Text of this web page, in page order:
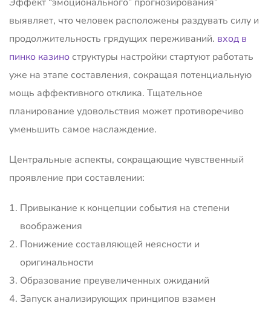
выявляет, что человек расположены раздувать силу и
продолжительность грядущих переживаний. вход в
пинко казино структуры настройки стартуют работать
уже на этапе составления, сокращая потенциальную
мощь аффективного отклика. Тщательное
планирование удовольствия может противоречиво
уменьшить самое наслаждение.
Центральные аспекты, сокращающие чувственный
проявление при составлении:
Привыкание к концепции события на степени
воображения
Понижение составляющей неясности и
оригинальности
Образование преувеличенных ожиданий
Запуск анализирующих принципов взамен